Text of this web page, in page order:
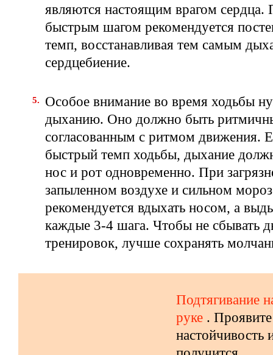
являются настоящим врагом сердца.
быстрым шагом рекомендуется
темп, восстанавливая тем самым
сердцебиение.
Особое внимание во время ходьбы
дыханию. Оно должно быть
согласованным с ритмом движения.
быстрый темп ходьбы, дыхание
нос и рот одновременно. При
запыленном воздухе и сильном
рекомендуется вдыхать носом, а
каждые 3-4 шага. Чтобы не сбывать
тренировок, лучше сохранять
Подтягивание
руке . Проявите
настойчивость